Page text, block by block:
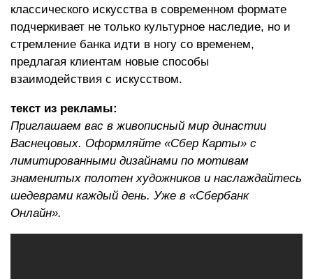
классического искусства в современном формате
подчеркивает не только культурное наследие, но и
стремление банка идти в ногу со временем,
предлагая клиентам новые способы
взаимодействия с искусством.
текст из рекламы:
Приглашаем вас в живописный мир династии
Васнецовых. Оформляйте «Сбер Карты» с
лимитированными дизайнами по мотивам
знаменитых полотен художников и наслаждайтесь
шедеврами каждый день. Уже в «Сбербанк
Онлайн».